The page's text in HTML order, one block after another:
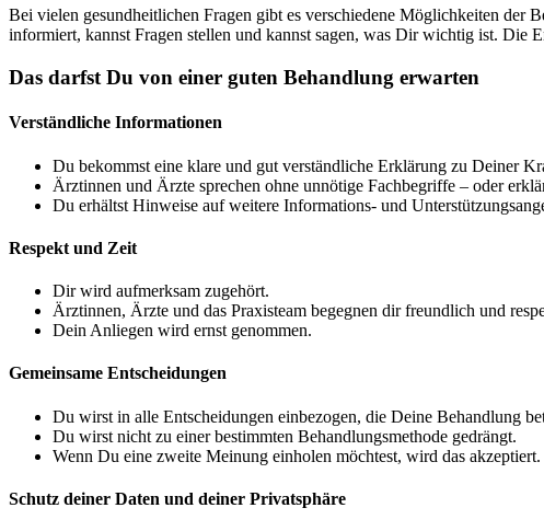
Bei vielen gesundheitlichen Fragen gibt es verschiedene Möglichkeiten der
informiert, kannst Fragen stellen und kannst sagen, was Dir wichtig ist.
Das darfst Du von einer guten Behandlung erwarten
Verständliche Informationen
Du bekommst eine klare und gut verständliche Erklärung zu Deiner
Ärztinnen und Ärzte sprechen ohne unnötige Fachbegriffe – oder
Du erhältst Hinweise auf weitere Informations- und
Respekt und Zeit
Dir wird aufmerksam zugehört.
Ärztinnen, Ärzte und das Praxisteam begegnen dir freundlich und
Dein Anliegen wird ernst genommen.
Gemeinsame Entscheidungen
Du wirst in alle Entscheidungen einbezogen, die Deine Behandlung
Du wirst nicht zu einer bestimmten Behandlungsmethode gedrängt.
Wenn Du eine zweite Meinung einholen möchtest, wird das akzeptiert.
Schutz deiner Daten und deiner Privatsphäre